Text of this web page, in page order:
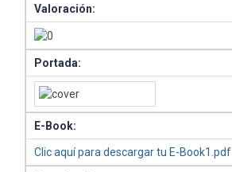
Valoración:
Portada:
E-Book:
Clic aquí para descargar tu E-Book1.pdf